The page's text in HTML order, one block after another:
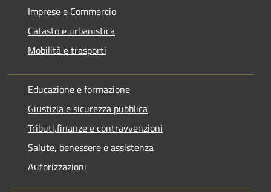
Imprese e Commercio
Catasto e urbanistica
Mobilità e trasporti
Educazione e formazione
Giustizia e sicurezza pubblica
Tributi,finanze e contravvenzioni
Salute, benessere e assistenza
Autorizzazioni